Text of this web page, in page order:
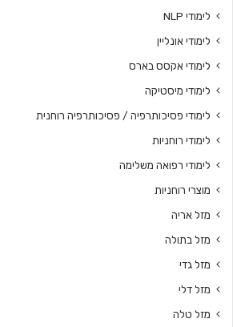
לימודי NLP
לימודי אונליין
לימודי אקסס בארס
לימודי מיסטיקה
לימודי פסיכותרפיה / פסיכותרפיה רוחנית
לימודי רוחניות
לימודי רפואה משלימה
מוצרי רוחניות
מזל אריה
מזל בתולה
מזל גדי
מזל דלי
מזל טלה